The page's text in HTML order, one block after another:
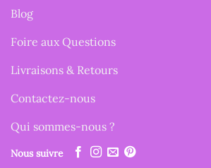
Blog
Foire aux Questions
Livraisons & Retours
Contactez-nous
Qui sommes-nous ?
Nous suivre